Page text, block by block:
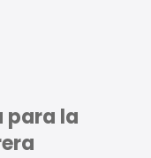
para la